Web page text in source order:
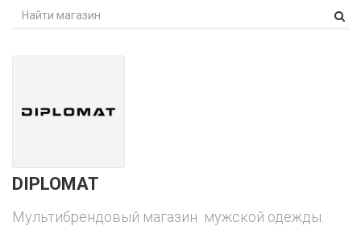
DIPLOMAT
Мультибрендовый магазин мужской одежды.